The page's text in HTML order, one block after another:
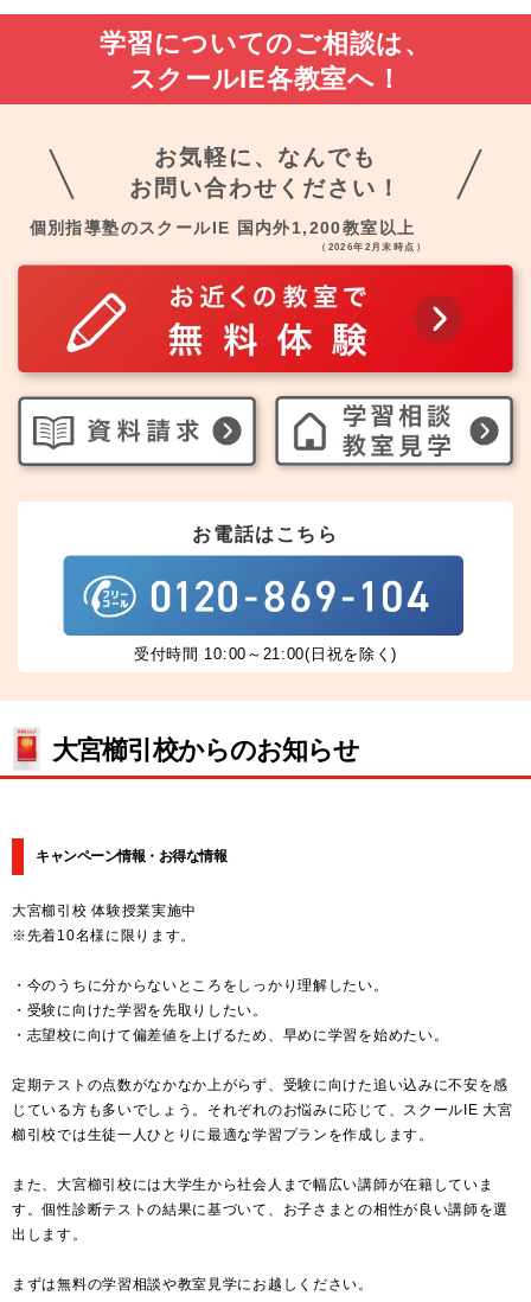
学習についてのご相談は、
スクールIE各教室へ！
お気軽に、なんでも
お問い合わせください！
個別指導塾のスクールIE 国内外1,200教室以上
（2026年2月末時点）
お電話はこちら
受付時間 10:00～21:00(日祝を除く)
大宮櫛引校からのお知らせ
キャンペーン情報・お得な情報
大宮櫛引校 体験授業実施中
※先着10名様に限ります。
・今のうちに分からないところをしっかり理解したい。
・受験に向けた学習を先取りしたい。
・志望校に向けて偏差値を上げるため、早めに学習を始めたい。
定期テストの点数がなかなか上がらず、受験に向けた追い込みに不安を感
じている方も多いでしょう。それぞれのお悩みに応じて、スクールIE 大宮
櫛引校では生徒一人ひとりに最適な学習プランを作成します。
また、大宮櫛引校には大学生から社会人まで幅広い講師が在籍していま
す。個性診断テストの結果に基づいて、お子さまとの相性が良い講師を選
出します。
まずは無料の学習相談や教室見学にお越しください。